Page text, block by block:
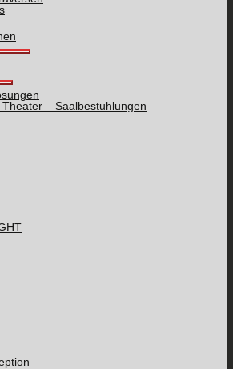
– Saalbestuhlungen